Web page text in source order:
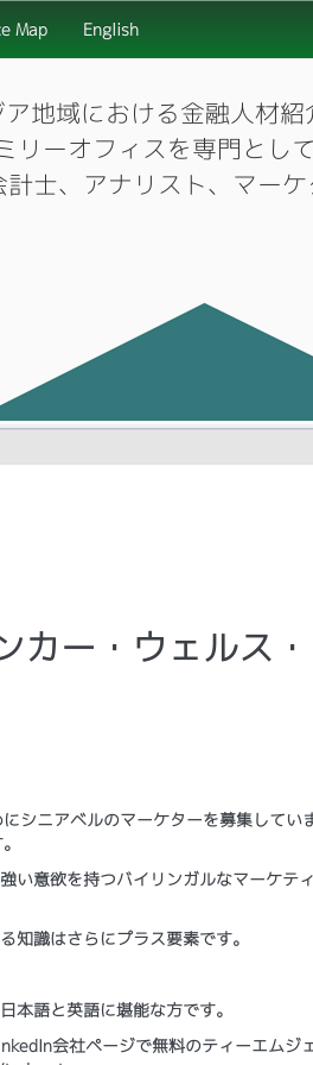
Map English
域における金融人材
ーオフィスを専門とし
士、アナリスト、マー
ー・ウェルス
シニアベルのマーケターを募集してい
い意欲を持つバイリンガルなマーケテ
知識はさらにプラス要素です。
本語と英語に堪能な方です。
会社ページで無料のティーエムジ